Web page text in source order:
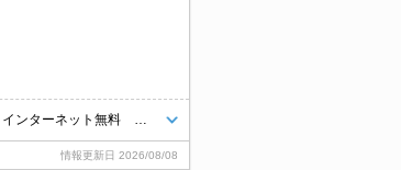
情報更新日 2026/08/08